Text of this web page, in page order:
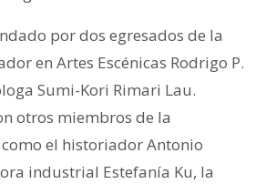
por dos egresados de la
en Artes Escénicas Rodrigo P.
Sumi-Kori Rimari Lau.
otros miembros de la
el historiador Antonio
industrial Estefanía Ku, la